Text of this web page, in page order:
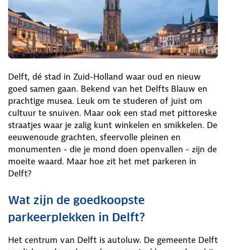
Delft, dé stad in Zuid-Holland waar oud en nieuw
goed samen gaan. Bekend van het Delfts Blauw en
prachtige musea. Leuk om te studeren of juist om
cultuur te snuiven. Maar ook een stad met pittoreske
straatjes waar je zalig kunt winkelen en smikkelen. De
eeuwenoude grachten, sfeervolle pleinen en
monumenten - die je mond doen openvallen - zijn de
moeite waard. Maar hoe zit het met parkeren in
Delft?
Wat zijn de goedkoopste
parkeerplekken in Delft?
Het centrum van Delft is autoluw. De gemeente Delft